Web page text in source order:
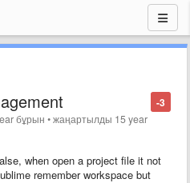
-3
бұрын •жаңартылды 15 year
when open a project file it not
remember workspace but